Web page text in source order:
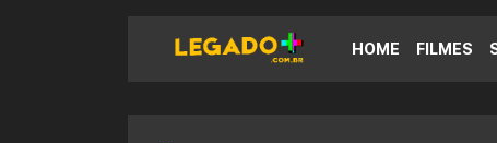
HOME FILMES